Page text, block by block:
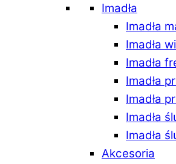
Imadła
Imadła
Imadła
Imadła
Imadła
Imadła
Imadła
Imadła
Akcesoria